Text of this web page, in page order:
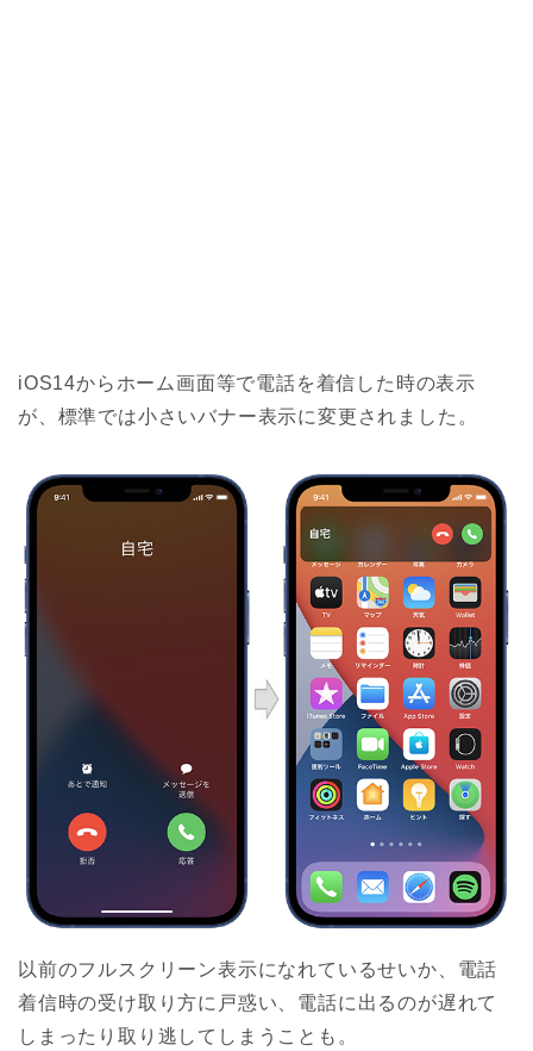
iOS14からホーム画面等で電話を着信した時の表示
が、標準では小さいバナー表示に変更されました。
以前のフルスクリーン表示になれているせいか、電話
着信時の受け取り方に戸惑い、電話に出るのが遅れて
しまったり取り逃してしまうことも。